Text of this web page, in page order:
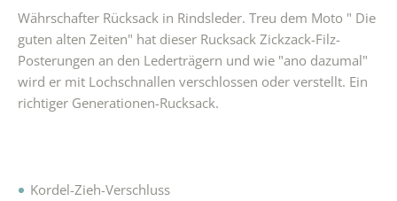
Währschafter Rücksack in Rindsleder. Treu dem Moto " Die
guten alten Zeiten" hat dieser Rucksack Zickzack-Filz-
Posterungen an den Lederträgern und wie "ano dazumal"
wird er mit Lochschnallen verschlossen oder verstellt. Ein
richtiger Generationen-Rucksack.
Kordel-Zieh-Verschluss